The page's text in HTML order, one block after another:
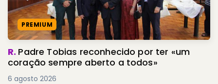
PREMIUM
R. Padre Tobias reconhecido por ter «um
coração sempre aberto a todos»
6 agosto 2026